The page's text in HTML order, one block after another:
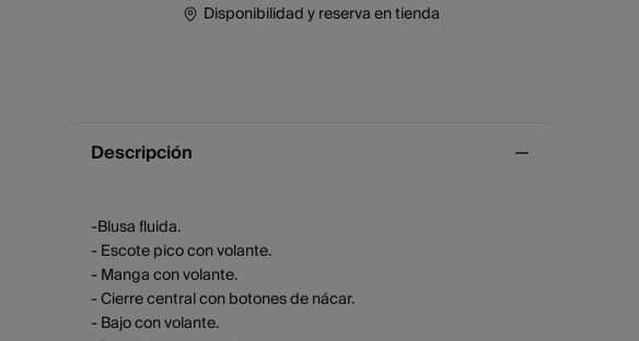
Disponibilidad y reserva en tienda
Descripción
-Blusa fluida.
- Escote pico con volante.
- Manga con volante.
- Cierre central con botones de nácar.
- Bajo con volante.